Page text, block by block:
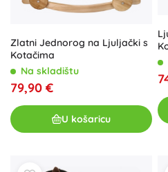
Zlatni Jednorog na Ljuljački s
Kotačima
Na skladištu
79,90 €
U košaricu